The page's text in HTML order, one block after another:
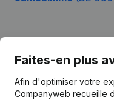
Faites-en plus
Afin d'optimiser votre
Companyweb recueille
Français